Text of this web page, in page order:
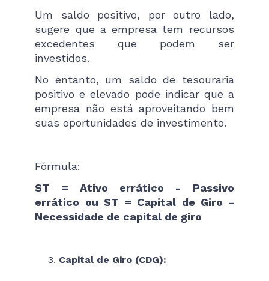
Um saldo positivo, por outro lado,
sugere que a empresa tem recursos
excedentes que podem ser
investidos.
No entanto, um saldo de tesouraria
positivo e elevado pode indicar que a
empresa não está aproveitando bem
suas oportunidades de investimento.
Fórmula:
ST = Ativo errático - Passivo
errático ou ST = Capital de Giro -
Necessidade de capital de giro
Capital de Giro (CDG):